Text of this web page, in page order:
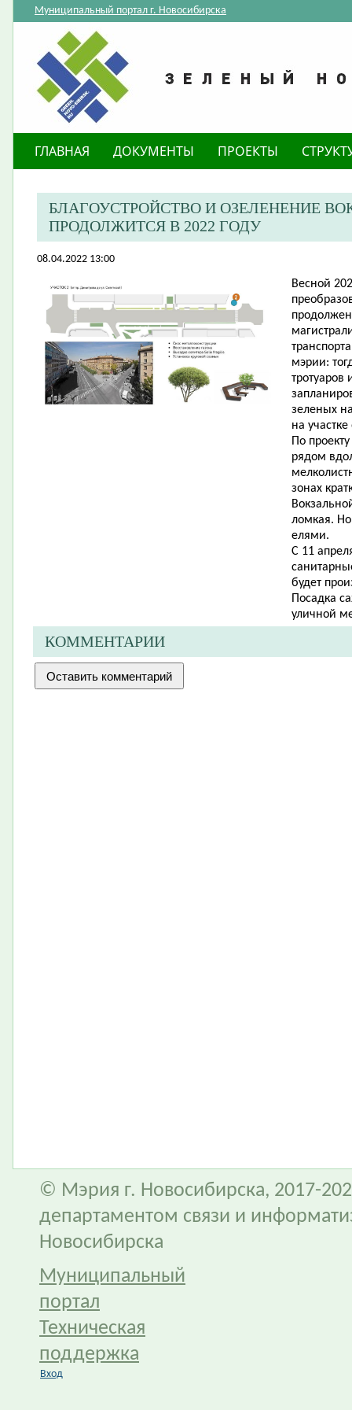
Муниципальный портал г. Новосибирска
ГЛАВНАЯ ДОКУМЕНТЫ ПРОЕКТЫ
БЛАГОУСТРОЙСТВО И ОЗЕЛЕНЕНИЕ
ПРОДОЛЖИТСЯ В 2022 ГОДУ
08.04.2022 13:00
​Весной
мэрии:
тротуаров
зеленых
на
По
рядом
зонах
ломкая.
елями.
С 11
будет
Посадка
уличной
КОММЕНТАРИИ
© Мэрия г. Новосибирска, 2017-
департаментом связи и
Новосибирска
Муниципальный
портал
Техническая
поддержка
Вход